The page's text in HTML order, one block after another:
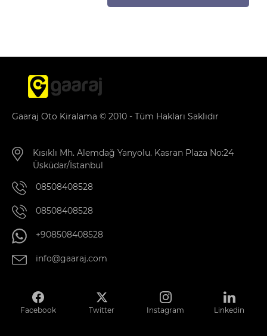
Gaaraj Oto Kiralama © 2010 - Tüm Hakları Saklıdır
Kısıklı Mh. Alemdağ Yanyolu. Kasran Plaza No:24
Üsküdar/İstanbul
08508408528
08508408528
+908508408528
info@gaaraj.com
Facebook Twitter Instagram Linkedin